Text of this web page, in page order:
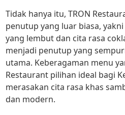
Tidak hanya itu, TRON
penutup yang luar biasa,
yang lembut dan cita rasa
menjadi penutup yang
utama. Keberagaman menu
Restaurant pilihan ideal bagi
merasakan cita rasa khas
dan modern.